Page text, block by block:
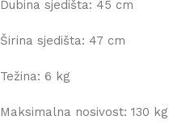
Dubina sjedišta: 45 cm
Širina sjedišta: 47 cm
Težina: 6 kg
Maksimalna nosivost: 130 kg